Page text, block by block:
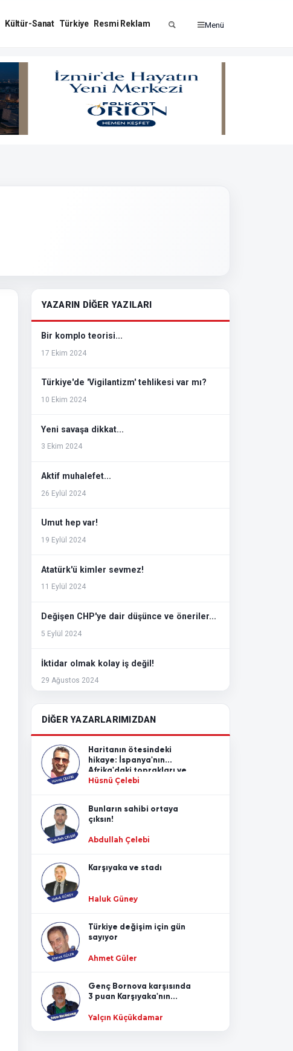
Kültür-Sanat Türkiye Resmi Reklam Menü
YAZARIN DİĞER YAZILARI
Bir komplo teorisi...
17 Ekim 2024
Türkiye'de 'Vigilantizm' tehlikesi var mı?
10 Ekim 2024
Yeni savaşa dikkat...
3 Ekim 2024
Aktif muhalefet...
26 Eylül 2024
Umut hep var!
19 Eylül 2024
Atatürk'ü kimler sevmez!
11 Eylül 2024
Değişen CHP'ye dair düşünce ve öneriler...
5 Eylül 2024
İktidar olmak kolay iş değil!
29 Ağustos 2024
kavramları...
22 Ağustos 2024
99 Depremi'nin 25. yılında inşaat
sektörünün dünü ve bugünü!
Dünya savaşı kapıda mı?
8 Ağustos 2024
Tüzük kurultayı neden önemli?
1 Ağustos 2024
Tüzük kurultayında ne yapmalı!
24 Temmuz 2024
18 Temmuz 2024
Türkiye yeni çağa ayak uydurmalı ama önce
DİĞER YAZARLARIMIZDAN
Haritanın ötesindeki
hikaye: İspanya'nın
Afrika'daki toprakları ve
Akdeniz'in değişmeyen
Hüsnü Çelebi
Bunların sahibi ortaya
çıksın!
Abdullah Çelebi
Karşıyaka ve stadı
Haluk Güney
Türkiye değişim için gün
sayıyor
Ahmet Güler
Genç Bornova karşısında
3 puan Karşıyaka'nın...
Yalçın Küçükdamar